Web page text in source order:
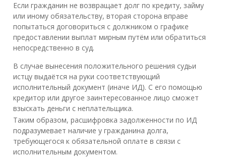
Если гражданин не возвращает долг по кредиту, займу
или иному обязательству, вторая сторона вправе
попытаться договориться с должником о графике
предоставлении выплат мирным путём или обратиться
непосредственно в суд.
В случае вынесения положительного решения судьи
истцу выдаётся на руки соответствующий
исполнительный документ (иначе ИД). С его помощью
кредитор или другое заинтересованное лицо сможет
взыскать деньги с неплательщика.
Таким образом, расшифровка задолженности по ИД
подразумевает наличие у гражданина долга,
требующегося к обязательной оплате в связи с
исполнительным документом.